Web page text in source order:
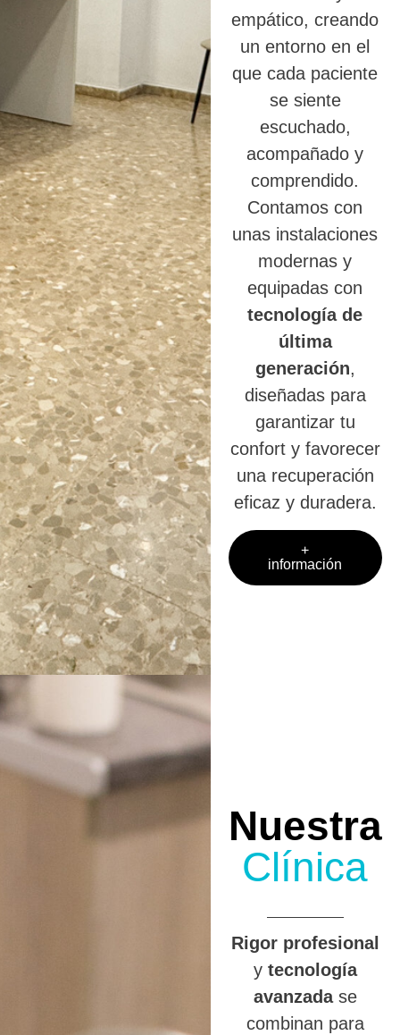
empático, creando
un entorno en el
que cada paciente
se siente
escuchado,
acompañado y
comprendido.
Contamos con
unas instalaciones
modernas y
equipadas con
tecnología de
última
generación,
diseñadas para
garantizar tu
confort y favorecer
una recuperación
eficaz y duradera.
+
información
Nuestra
Clínica
Rigor profesional
y tecnología
avanzadase
combinan para